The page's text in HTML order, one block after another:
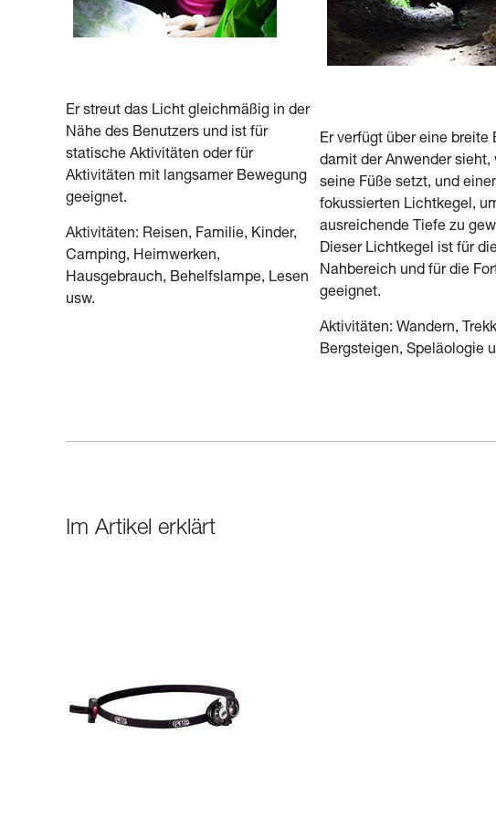
Er streut das Licht gleichmäßig in der
Nähe des Benutzers und ist für
statische Aktivitäten oder für
Aktivitäten mit langsamer Bewegung
geeignet.
Aktivitäten: Reisen, Familie, Kinder,
Camping, Heimwerken,
Hausgebrauch, Behelfslampe, Lesen
usw.
Er verfügt über eine breite
damit der Anwender sieht,
seine Füße setzt, und
fokussierten Lichtkegel,
ausreichende Tiefe zu
Dieser Lichtkegel ist für
Nahbereich und für die
geeignet.
Aktivitäten: Wandern,
Bergsteigen, Speläologie
Im Artikel erklärt